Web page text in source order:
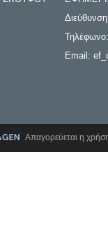
Email:
Απαγορεύεται η